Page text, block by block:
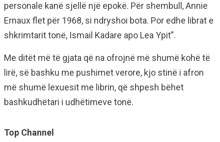
personale kanë sjellë një epokë. Për shembull, Annie
Ernaux flet për 1968, si ndryshoi bota. Por edhe librat e
shkrimtarit tonë, Ismail Kadare apo Lea Ypit”.
Me ditët më të gjata që na ofrojnë më shumë kohë të
lirë, së bashku me pushimet verore, kjo stinë i afron
më shumë lexuesit me librin, që shpesh bëhet
bashkudhëtari i udhëtimeve tonë.
Top Channel